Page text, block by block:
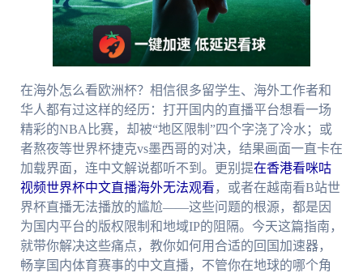
在海外怎么看欧洲杯？相信很多留学生、海外工作者和
华人都有过这样的经历：打开国内的直播平台想看一场
精彩的NBA比赛，却被“地区限制”四个字浇了冷水；或
者熬夜等世界杯捷克vs墨西哥的对决，结果画面一直卡在
加载界面，连中文解说都听不到。更别提在香港看咪咕
视频世界杯中文直播海外无法观看 ，或者在越南看B站世
界杯直播无法播放的尴尬——这些问题的根源，都是因
为国内平台的版权限制和地域IP的阻隔。今天这篇指南，
就带你解决这些痛点，教你如何用合适的回国加速器，
畅享国内体育赛事的中文直播，不管你在地球的哪个角